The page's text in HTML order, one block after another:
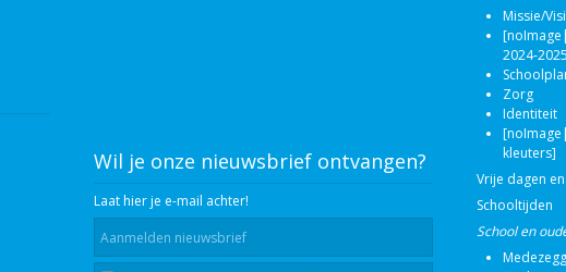
Wil je onze nieuwsbrief ontvangen?
Laat hier je e-mail achter!
Missie/
2024-
Zorg
Identiteit
kleuters]
Vrije dagen
Schooltijden
School en